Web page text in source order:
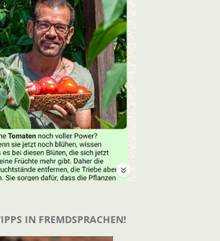
IN FREMDSPRACHEN!